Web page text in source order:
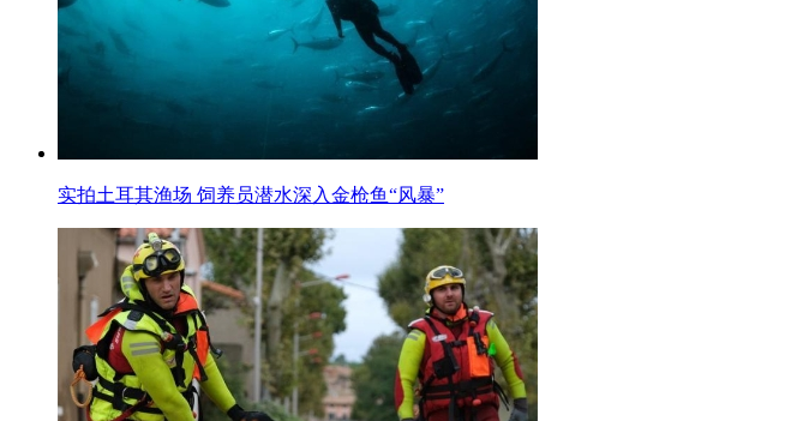
实拍土耳其渔场 饲养员潜水深入金枪鱼“风暴”